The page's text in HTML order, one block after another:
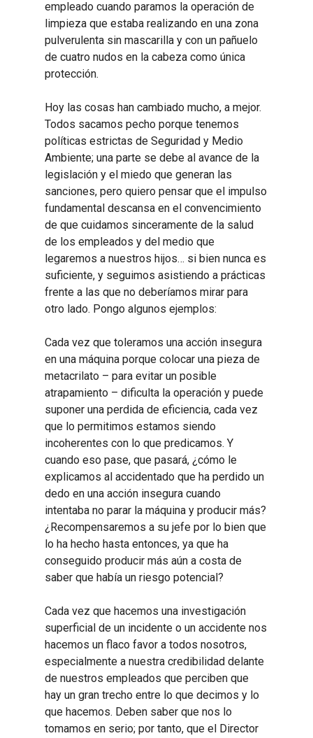
empleado cuando paramos la operación de
limpieza que estaba realizando en una zona
pulverulenta sin mascarilla y con un pañuelo
de cuatro nudos en la cabeza como única
protección.
Hoy las cosas han cambiado mucho, a mejor.
Todos sacamos pecho porque tenemos
políticas estrictas de Seguridad y Medio
Ambiente; una parte se debe al avance de la
legislación y el miedo que generan las
sanciones, pero quiero pensar que el impulso
fundamental descansa en el convencimiento
de que cuidamos sinceramente de la salud
de los empleados y del medio que
legaremos a nuestros hijos… si bien nunca es
suficiente, y seguimos asistiendo a prácticas
frente a las que no deberíamos mirar para
otro lado. Pongo algunos ejemplos:
Cada vez que toleramos una acción insegura
en una máquina porque colocar una pieza de
metacrilato – para evitar un posible
atrapamiento – dificulta la operación y puede
suponer una perdida de eficiencia, cada vez
que lo permitimos estamos siendo
incoherentes con lo que predicamos. Y
cuando eso pase, que pasará, ¿cómo le
explicamos al accidentado que ha perdido un
dedo en una acción insegura cuando
intentaba no parar la máquina y producir más?
¿Recompensaremos a su jefe por lo bien que
lo ha hecho hasta entonces, ya que ha
conseguido producir más aún a costa de
saber que había un riesgo potencial?
Cada vez que hacemos una investigación
superficial de un incidente o un accidente nos
hacemos un flaco favor a todos nosotros,
especialmente a nuestra credibilidad delante
de nuestros empleados que perciben que
hay un gran trecho entre lo que decimos y lo
que hacemos. Deben saber que nos lo
tomamos en serio; por tanto, que el Director